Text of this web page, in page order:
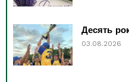
Десять
03.08.2026